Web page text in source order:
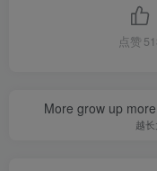
点赞
More grow up
越